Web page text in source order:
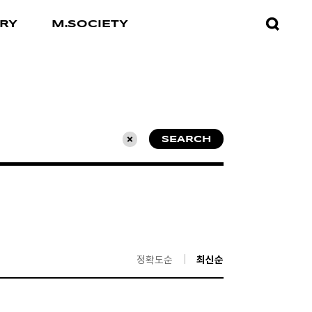
M.SOCIETY
초기화 SEARCH
정확도순 최신순